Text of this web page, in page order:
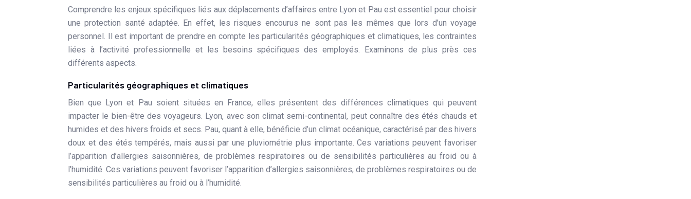
Comprendre les enjeux spécifiques liés aux déplacements d’affaires entre Lyon et Pau est essentiel pour choisir
une protection santé adaptée. En effet, les risques encourus ne sont pas les mêmes que lors d’un voyage
personnel. Il est important de prendre en compte les particularités géographiques et climatiques, les contraintes
liées à l’activité professionnelle et les besoins spécifiques des employés. Examinons de plus près ces
différents aspects.
Particularités géographiques et climatiques
Bien que Lyon et Pau soient situées en France, elles présentent des différences climatiques qui peuvent
impacter le bien-être des voyageurs. Lyon, avec son climat semi-continental, peut connaître des étés chauds et
humides et des hivers froids et secs. Pau, quant à elle, bénéficie d’un climat océanique, caractérisé par des hivers
doux et des étés tempérés, mais aussi par une pluviométrie plus importante. Ces variations peuvent favoriser
l’apparition d’allergies saisonnières, de problèmes respiratoires ou de sensibilités particulières au froid ou à
l’humidité. Ces variations peuvent favoriser l’apparition d’allergies saisonnières, de problèmes respiratoires ou de
sensibilités particulières au froid ou à l’humidité.